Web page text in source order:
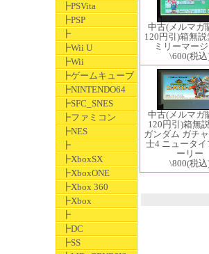
┣PSVita
┣PSP
┣
┣Wii U
┣Wii
┣ゲームキューブ
┣NINTENDO64
┣SFC_SNES
┣ファミコン
┣NES
┣
┣XboxSX
┣XboxONE
┣Xbox 360
┣Xbox
┣
┣DC
┣SS
中古(メルマガ
120円引)箱無説
ミリーマー
\600(税込
中古(メルマガ
120円引)箱無
ガンダム ガチ
士4 ニュータイ
ーリー
\800(税込